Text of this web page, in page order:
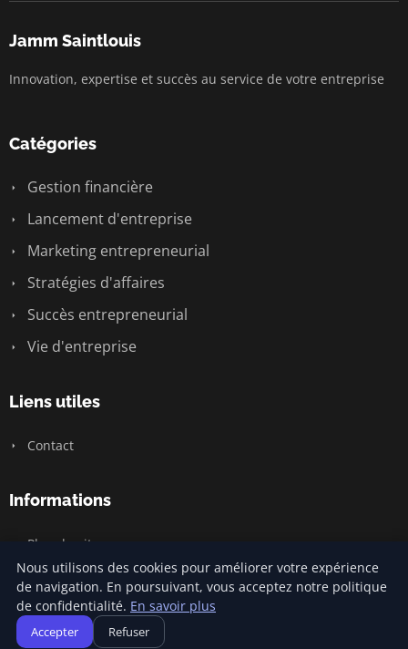
Jamm Saintlouis
Innovation, expertise et succès au service de votre entreprise
Catégories
Gestion financière
Lancement d'entreprise
Marketing entrepreneurial
Stratégies d'affaires
Succès entrepreneurial
Vie d'entreprise
Liens utiles
Contact
Informations
Plan du site
© 2026 Jamm Saintlouis. Tous droits réservés.
Nous utilisons des cookies pour améliorer votre expérience
de navigation. En poursuivant, vous acceptez notre politique
de confidentialité. En savoir plus
Accepter Refuser